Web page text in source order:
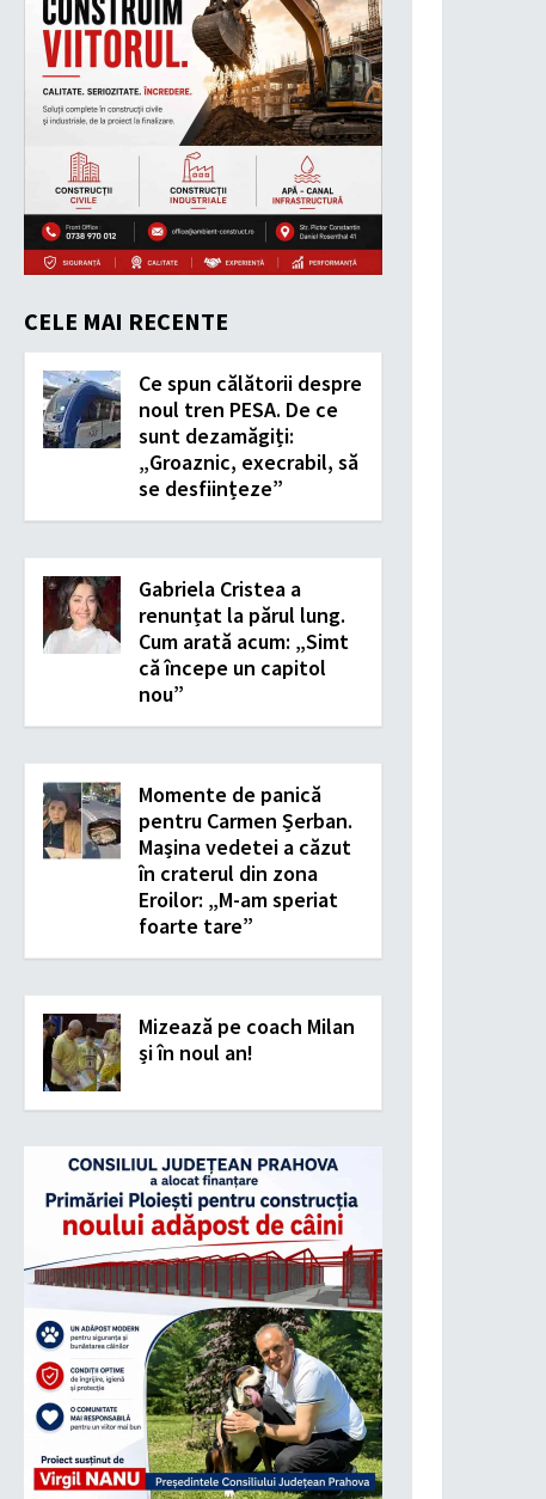
CELE MAI RECENTE
Ce spun călătorii despre
noul tren PESA. De ce
sunt dezamăgiți:
„Groaznic, execrabil, să
se desființeze”
Gabriela Cristea a
renunțat la părul lung.
Cum arată acum: „Simt
că începe un capitol
nou”
Momente de panică
pentru Carmen Șerban.
Mașina vedetei a căzut
în craterul din zona
Eroilor: „M-am speriat
foarte tare”
Mizează pe coach Milan
și în noul an!